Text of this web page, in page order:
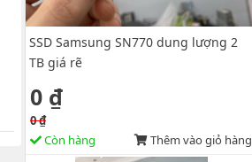
SSD Samsung SN770 dung lượng 2
TB giá rẽ
0 ₫
0 ₫
Còn hàng
Thêm vào giỏ hàng